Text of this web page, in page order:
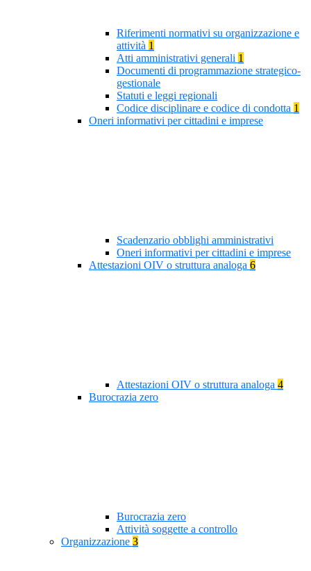
Riferimenti normativi su organizzazione e
attività 1
Atti amministrativi generali 1
Documenti di programmazione strategico-
gestionale
Statuti e leggi regionali
Codice disciplinare e codice di condotta 1
Oneri informativi per cittadini e imprese
Scadenzario obblighi amministrativi
Oneri informativi per cittadini e imprese
Attestazioni OIV o struttura analoga 6
Attestazioni OIV o struttura analoga 4
Burocrazia zero
Burocrazia zero
Attività soggette a controllo
Organizzazione 3